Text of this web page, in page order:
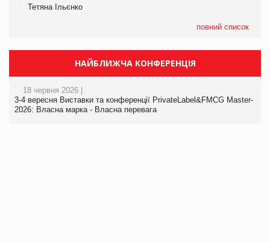
Тетяна Ільєнко
повний список
НАЙБЛИЖЧА КОНФЕРЕНЦІЯ
18 червня 2026 |
3-4 вересня Виставки та конференції PrivateLabel&FMCG Master-
2026: Власна марка - Власна перевага